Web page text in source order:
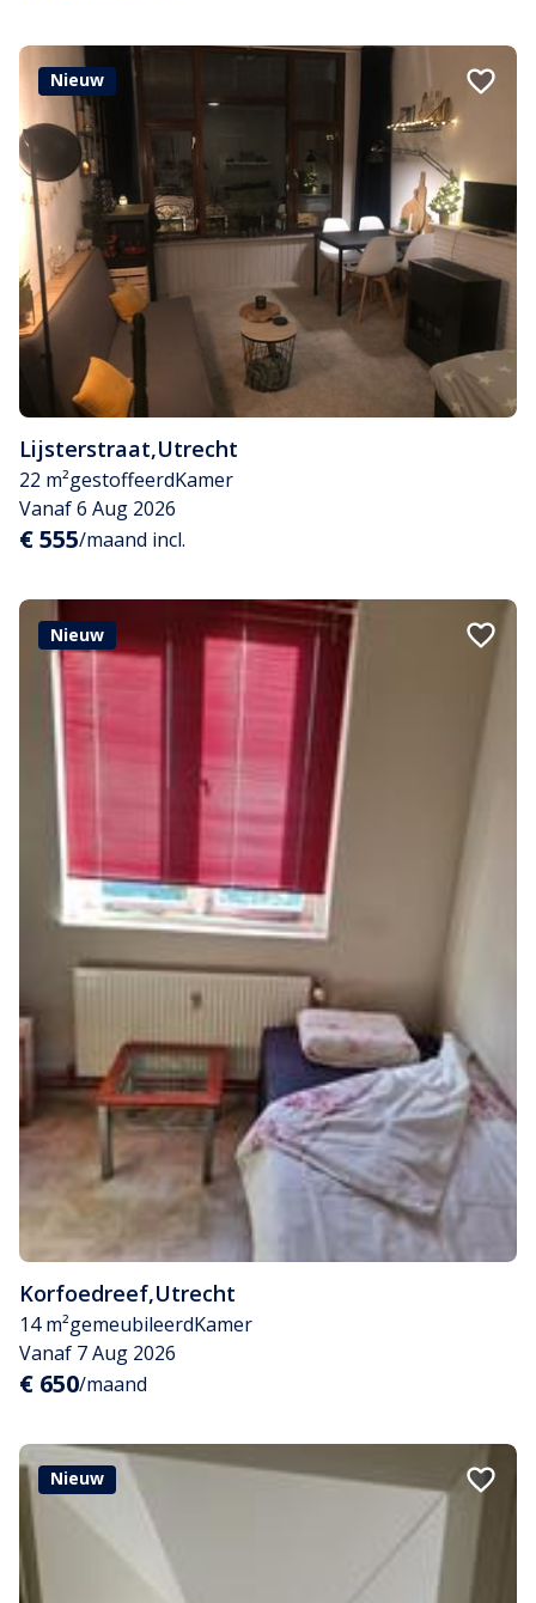
Nieuw
Lijsterstraat,Utrecht
22 m²gestoffeerdKamer
Vanaf 6 Aug 2026
€ 555/maand incl.
Nieuw
Korfoedreef,Utrecht
14 m²gemeubileerdKamer
Vanaf 7 Aug 2026
€ 650/maand
Nieuw